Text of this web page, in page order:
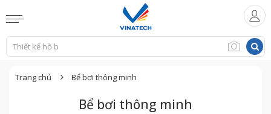
Trang chủ Bể bơi thông minh
Bể bơi thông minh